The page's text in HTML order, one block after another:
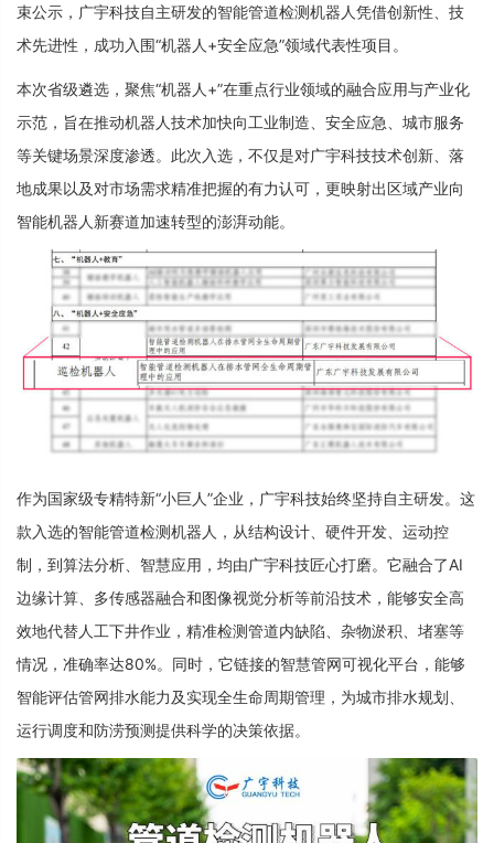
束公示，广宇科技自主研发的智能管道检测机器人凭借创新性、技
术先进性，成功入围“机器人+安全应急”领域代表性项目。
本次省级遴选，聚焦“机器人+”在重点行业领域的融合应用与产业化
示范，旨在推动机器人技术加快向工业制造、安全应急、城市服务
等关键场景深度渗透。此次入选，不仅是对广宇科技技术创新、落
地成果以及对市场需求精准把握的有力认可，更映射出区域产业向
智能机器人新赛道加速转型的澎湃动能。
作为国家级专精特新“小巨人”企业，广宇科技始终坚持自主研发。这
款入选的智能管道检测机器人，从结构设计、硬件开发、运动控
制，到算法分析、智慧应用，均由广宇科技匠心打磨。它融合了AI
边缘计算、多传感器融合和图像视觉分析等前沿技术，能够安全高
效地代替人工下井作业，精准检测管道内缺陷、杂物淤积、堵塞等
情况，准确率达80%。同时，它链接的智慧管网可视化平台，能够
智能评估管网排水能力及实现全生命周期管理，为城市排水规划、
运行调度和防涝预测提供科学的决策依据。